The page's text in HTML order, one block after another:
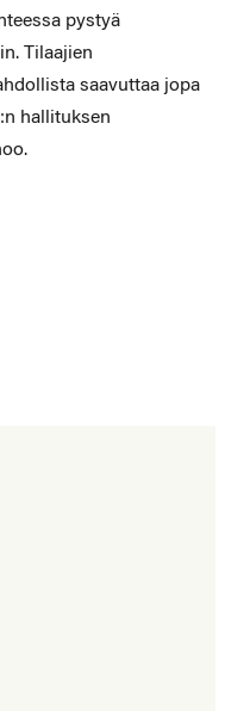
pystyä
Tilaajien
saavuttaa jopa
hallituksen